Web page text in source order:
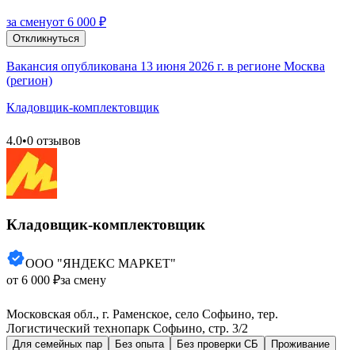
за сменуот 6 000 ₽
Откликнуться
Вакансия опубликована 13 июня 2026 г. в регионе Москва
(регион)
Кладовщик-комплектовщик
4.0•0 отзывов
Кладовщик-комплектовщик
ООО "ЯНДЕКС МАРКЕТ"
от 6 000 ₽за смену
Московская обл., г. Раменское, село Софьино, тер.
Логистический технопарк Софьино, стр. 3/2
Для семейных пар Без опыта Без проверки СБ
Проживание